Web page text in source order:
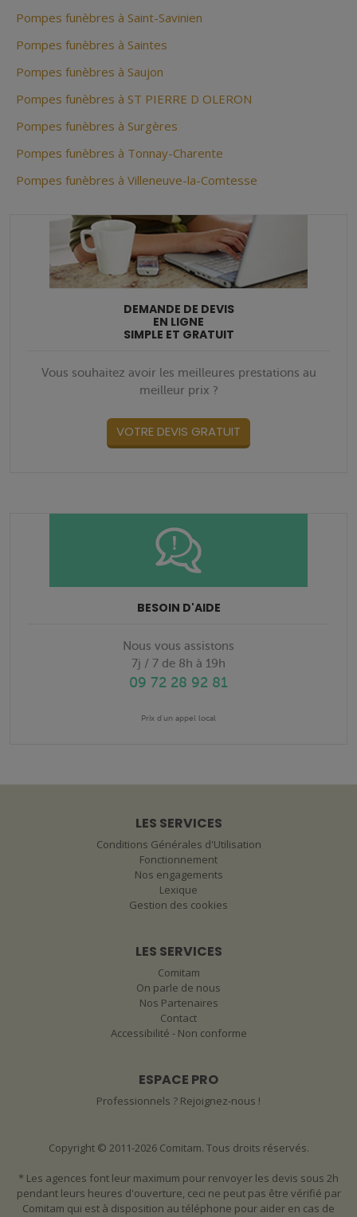
Pompes funèbres à Saint-Savinien
Pompes funèbres à Saintes
Pompes funèbres à Saujon
Pompes funèbres à ST PIERRE D OLERON
Pompes funèbres à Surgères
Pompes funèbres à Tonnay-Charente
Pompes funèbres à Villeneuve-la-Comtesse
DEMANDE DE DEVIS
EN LIGNE
SIMPLE ET GRATUIT
Vous souhaitez avoir les meilleures prestations au
meilleur prix ?
VOTRE DEVIS GRATUIT
BESOIN D'AIDE
Nous vous assistons
7j / 7 de 8h à 19h
09 72 28 92 81
Prix d'un appel local
LES SERVICES
Conditions Générales d'Utilisation
Fonctionnement
Nos engagements
Lexique
Gestion des cookies
LES SERVICES
Comitam
On parle de nous
Nos Partenaires
Contact
Accessibilité - Non conforme
ESPACE PRO
Professionnels ? Rejoignez-nous !
Copyright © 2011-2026 Comitam. Tous droits réservés.
* Les agences font leur maximum pour renvoyer les devis sous 2h
pendant leurs heures d'ouverture, ceci ne peut pas être vérifié par
Comitam qui est à disposition au téléphone pour aider en cas de